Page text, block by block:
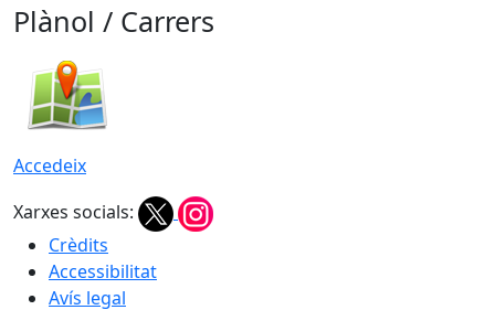
Plànol / Carrers
Accedeix
Xarxes socials:
Crèdits
Accessibilitat
Avís legal